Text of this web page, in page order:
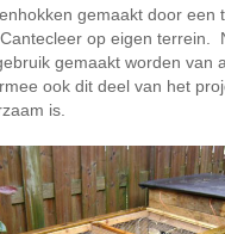
gemaakt door een
op eigen terrein.
gemaakt worden van
ook dit deel van het
is.